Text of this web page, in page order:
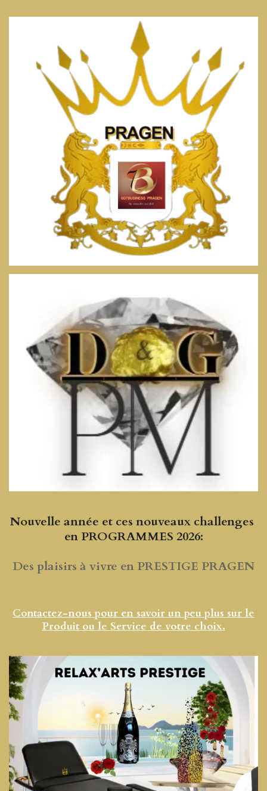
Nouvelle année et ces nouveaux challenges
en PROGRAMMES 2026:
Des plaisirs à vivre en PRESTIGE PRAGEN
Contactez-nous pour en savoir un peu plus sur le
Produit ou le Service de votre choix.